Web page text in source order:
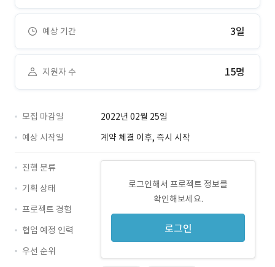
예상 기간 3일
지원자 수 15명
모집 마감일
2022년 02월 25일
예상 시작일
계약 체결 이후, 즉시 시작
로그인해서 프로젝트 정보를
확인해보세요.
로그인
진행 분류
기획 상태
프로젝트 경험
협업 예정 인력
우선 순위